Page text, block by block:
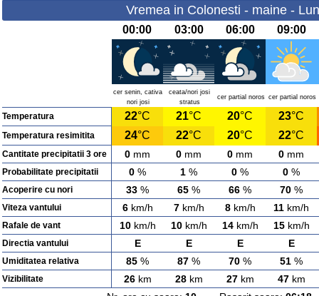
Vremea in Colonesti - maine -
00:00 03:00 06:00 09:00
cer senin, cativa
nori josi
ceata/nori josi
stratus
cer partial noros cer partial noros
Temperatura 22°C 21°C 20°C 23°C
Temperatura resimitita 24°C 22°C 20°C 22°C
Cantitate precipitatii 3 ore 0 mm 0 mm 0 mm 0 mm
Probabilitate precipitatii 0 % 1 % 0 % 0 %
Acoperire cu nori 33 % 65 % 66 % 70 %
Viteza vantului 6km/h 7km/h 8km/h 11 km/h
Rafale de vant 10km/h 10km/h 14km/h 15km/h
Directia vantului E E E E
Umiditatea relativa 85 % 87 % 70 % 51 %
Vizibilitate 26km 28km 27km 47km